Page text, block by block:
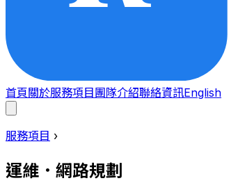
首頁關於服務項目團隊介紹聯絡資訊English
服務項目 ›
運維．網路規劃